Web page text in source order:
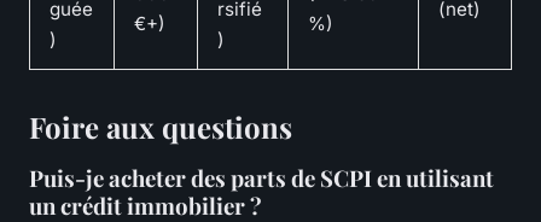
guée
)
€+)
rsifié
)
%)
(net)
Foire aux questions
Puis-je acheter des parts de SCPI en utilisant
un crédit immobilier ?